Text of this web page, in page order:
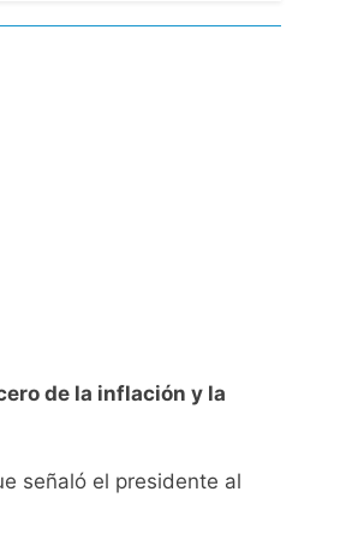
de la inflación y la
señaló el presidente al